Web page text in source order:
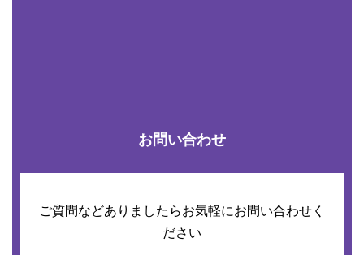
お問い合わせ
ご質問などありましたらお気軽にお問い合わせく
ださい